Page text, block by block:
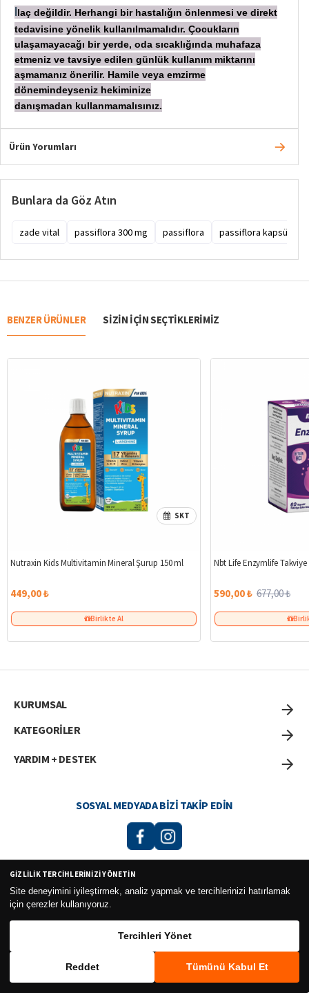
WhatsApp Sepete Ekle
laç değildir. Herhangi bir hastalığın önlenmesi ve direkt
tedavisine yönelik kullanılmamalıdır. Çocukların
ulaşamayacağı bir yerde, oda sıcaklığında muhafaza
etmeniz ve tavsiye edilen günlük kullanım miktarını
aşmamanız önerilir. Hamile veya emzirme
dönemindeyseniz hekiminize
danışmadan kullanmamalısınız.
Ürün Yorumları
Bunlara da Göz Atın
zade vital passiflora 300 mg passiflora passiflora kapsül
BENZER ÜRÜNLER SIZIN IÇIN SEÇTIKLERIMIZ
SKT
Nutraxin Kids Multivitamin Mineral Şurup 150 ml
449,00 ₺
Birlikte Al
Nbt Life Enzymlife Takviye
590,00 ₺ 677,00 ₺
KURUMSAL
KATEGORİLER
YARDIM + DESTEK
SOSYAL MEDYADA BIZI TAKIP EDIN
Curesel Turizm Ticaret Limited Şirketi 2026 ©
GIZLILIK TERCIHLERINIZI YÖNETIN
Site deneyimini iyileştirmek, analiz yapmak ve tercihlerinizi hatırlamak
için çerezler kullanıyoruz.
Tercihleri Yönet
Reddet Tümünü Kabul Et